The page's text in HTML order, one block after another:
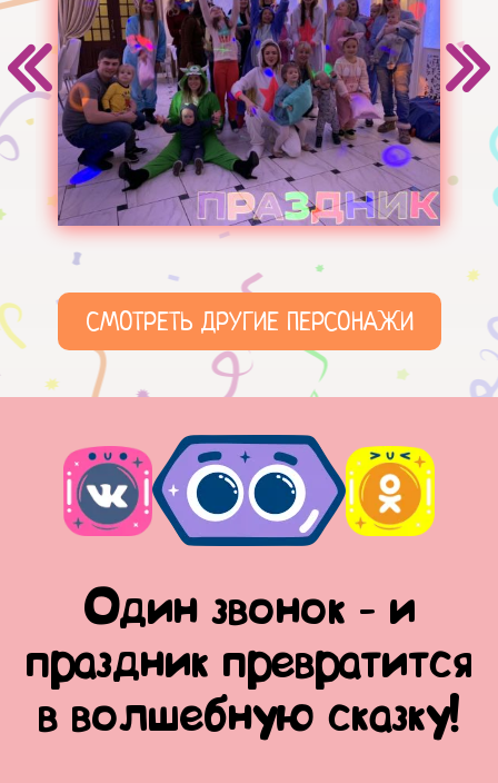
СМОТРЕТЬ ДРУГИЕ ПЕРСОНАЖИ
Один звонок - и
праздник превратится
в волшебную сказку!